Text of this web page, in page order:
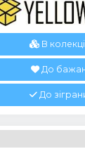
В
До
До